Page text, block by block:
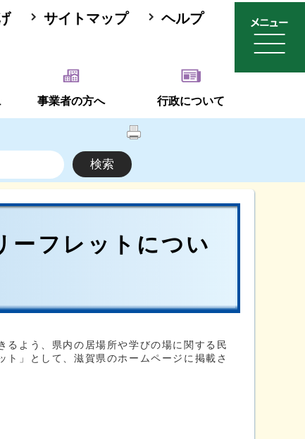
サイトマップ ヘルプ
事業者の方へ 行政について
ーフレットについ
よう、県内の居場所や学びの場に関する民
」として、滋賀県のホームページに掲載さ